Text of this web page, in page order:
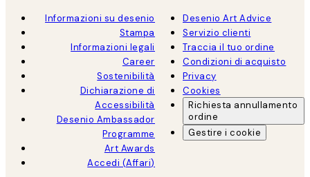
Informazioni su desenio
Stampa
Informazioni legali
Career
Sostenibilità
Dichiarazione di
Accessibilità
Desenio Ambassador
Programme
Art Awards
Accedi (Affari)
Desenio Art Advice
Servizio clienti
Traccia il tuo ordine
Condizioni di acquisto
Privacy
Cookies
Richiesta annullamento
ordine
Gestire i cookie